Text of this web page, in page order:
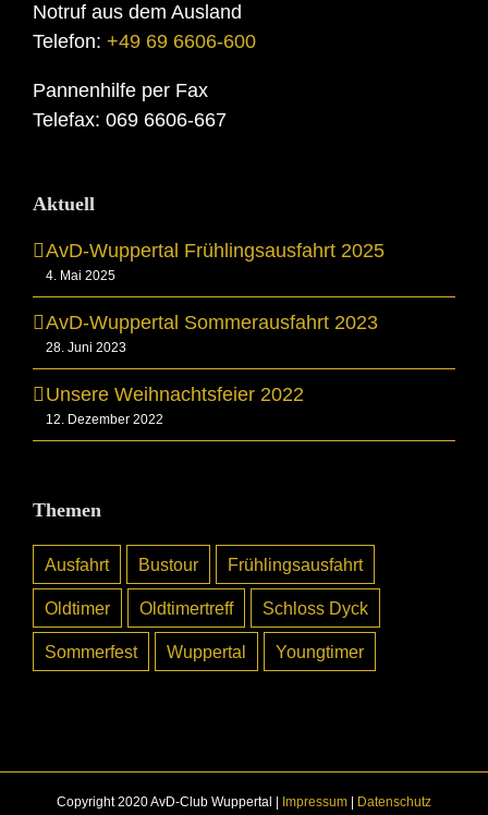
Notruf aus dem Ausland
Telefon: +49 69 6606-600
Pannenhilfe per Fax
Telefax: 069 6606-667
Aktuell
AvD-Wuppertal Frühlingsausfahrt 2025
4. Mai 2025
AvD-Wuppertal Sommerausfahrt 2023
28. Juni 2023
Unsere Weihnachtsfeier 2022
12. Dezember 2022
Themen
Ausfahrt Bustour Frühlingsausfahrt
Oldtimer Oldtimertreff Schloss Dyck
Sommerfest Wuppertal Youngtimer
Copyright 2020 AvD-Club Wuppertal | Impressum Datenschutz